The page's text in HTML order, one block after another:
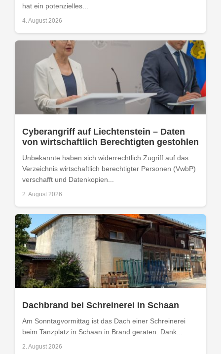
hat ein potenzielles...
4. August 2026
Cyberangriff auf Liechtenstein – Daten
von wirtschaftlich Berechtigten gestohlen
Unbekannte haben sich widerrechtlich Zugriff auf das
Verzeichnis wirtschaftlich berechtigter Personen (VwbP)
verschafft und Datenkopien...
2. August 2026
Dachbrand bei Schreinerei in Schaan
Am Sonntagvormittag ist das Dach einer Schreinerei
beim Tanzplatz in Schaan in Brand geraten. Dank...
2. August 2026